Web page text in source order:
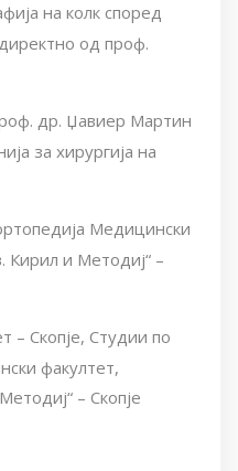
на колк според
од проф.
др. Џавиер Мартин
за хирургија на
Медицински
Кирил и Методиј“ –
– Скопје, Студии по
факултет,
– Скопје